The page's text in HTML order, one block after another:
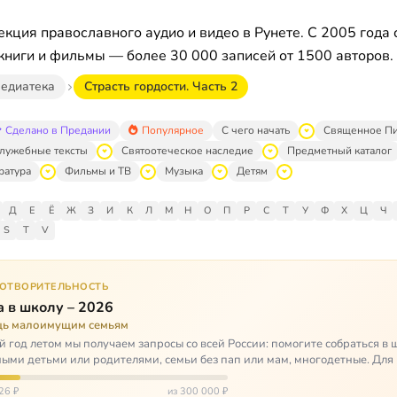
православного аудио и видео в Рунете. С 2005 года
и фильмы — более 30 000 записей от 1500 авторов.
Страсть гордости. Часть 2
Сделано в Предании Популярное С чего начать
Священное
тексты
Святоотеческое наследие
Предметный каталог
Фильмы и ТВ Музыка Детям
Д Е Ё Ж З И К Л М Н О П Р С Т У Ф Х Ц
Ч
S
T V
в школу – 2026
малоимущим семьям
год летом мы получаем запросы со всей России: помогите собраться в
детьми или родителями, семьи без пап или мам, многодетные. Для
₽ из 300 000 ₽